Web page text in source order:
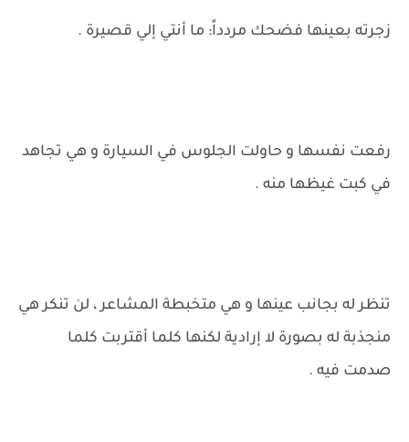
زجرته بعينها فضحك مردداً: ما أنتي إلي قصيرة .
رفعت نفسها و حاولت الجلوس في السيارة و هي تجاهد
في كبت غيظها منه .
تنظر له بجانب عينها و هي متخبطة المشاعر ، لن تنكر هي
منجذبة له بصورة لا إرادية لكنها كلما أقتربت كلما
صدمت فيه .